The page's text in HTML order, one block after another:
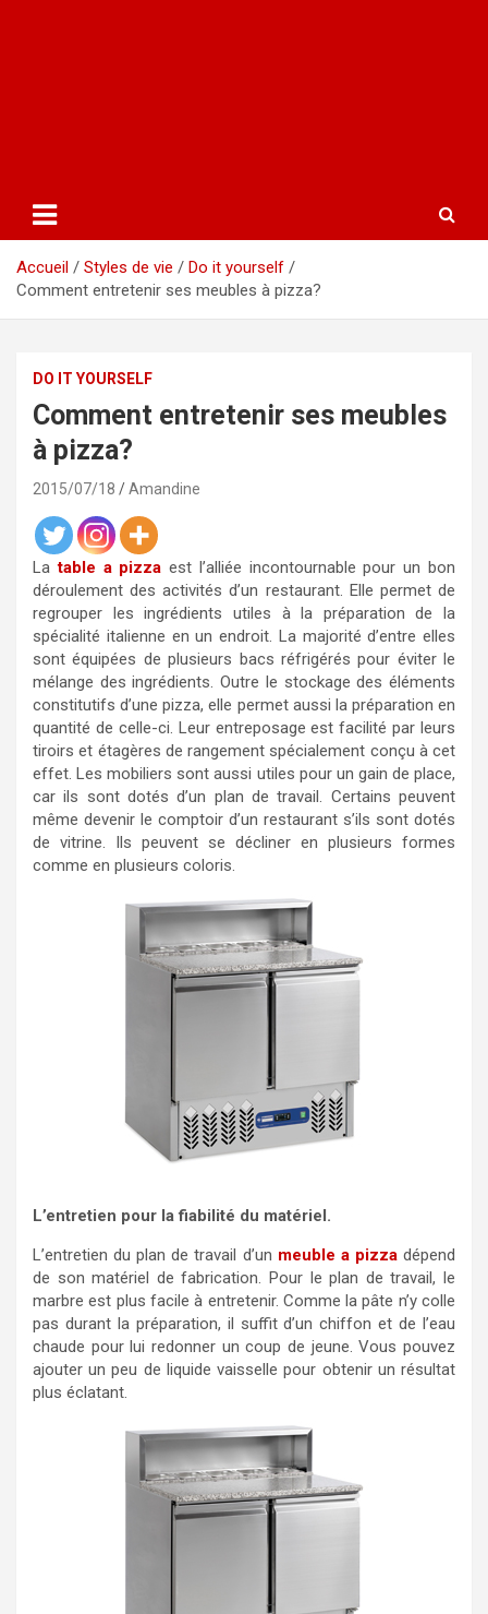
Accueil Styles de vie
Do it yourself
Comment entretenir ses meubles à pizza?
DO IT YOURSELF
Comment entretenir ses meubles
à pizza?
2015/07/18 Amandine
Latable a pizza est l’alliée incontournable pour un bon
déroulement des activités d’un restaurant. Elle permet de
regrouper les ingrédients utiles à la préparation de la
spécialité italienne en un endroit. La majorité d’entre elles
sont équipées de plusieurs bacs réfrigérés pour éviter le
mélange des ingrédients. Outre le stockage des éléments
constitutifs d’une pizza, elle permet aussi la préparation en
quantité de celle-ci. Leur entreposage est facilité par leurs
tiroirs et étagères de rangement spécialement conçu à cet
effet. Les mobiliers sont aussi utiles pour un gain de place,
car ils sont dotés d’un plan de travail. Certains peuvent
même devenir le comptoir d’un restaurant s’ils sont dotés
de vitrine. Ils peuvent se décliner en plusieurs formes
comme en plusieurs coloris.
L’entretien pour la fiabilité du matériel.
L’entretien du plan de travail d’un meuble a pizzadépend
de son matériel de fabrication. Pour le plan de travail, le
marbre est plus facile à entretenir. Comme la pâte n’y colle
pas durant la préparation, il suffit d’un chiffon et de l’eau
chaude pour lui redonner un coup de jeune. Vous pouvez
ajouter un peu de liquide vaisselle pour obtenir un résultat
plus éclatant.